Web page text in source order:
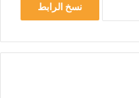
نسخ الرابط